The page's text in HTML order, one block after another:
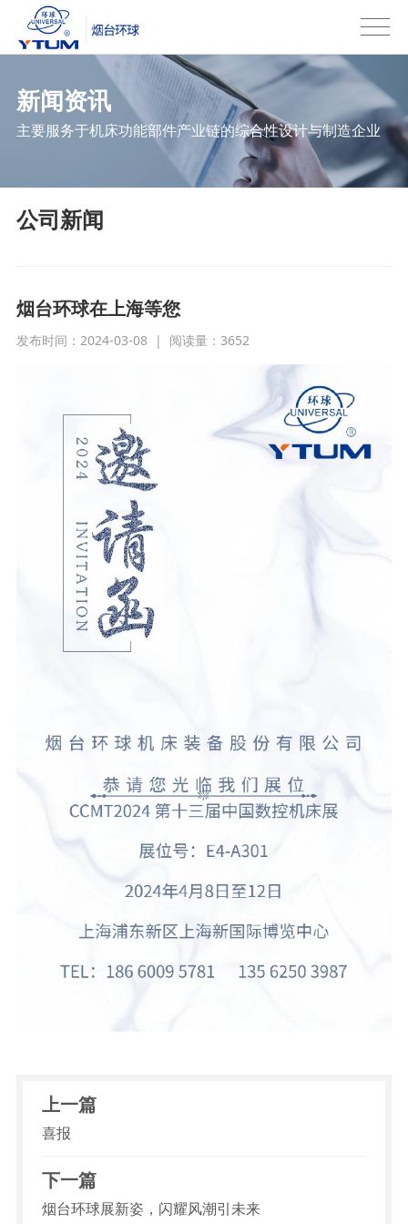
新闻资讯
主要服务于机床功能部件产业链的综合性设计与制造企业
公司新闻
烟台环球在上海等您
发布时间：2024-03-08| 阅读量： 3652
上一篇
喜报
下一篇
烟台环球展新姿，闪耀风潮引未来